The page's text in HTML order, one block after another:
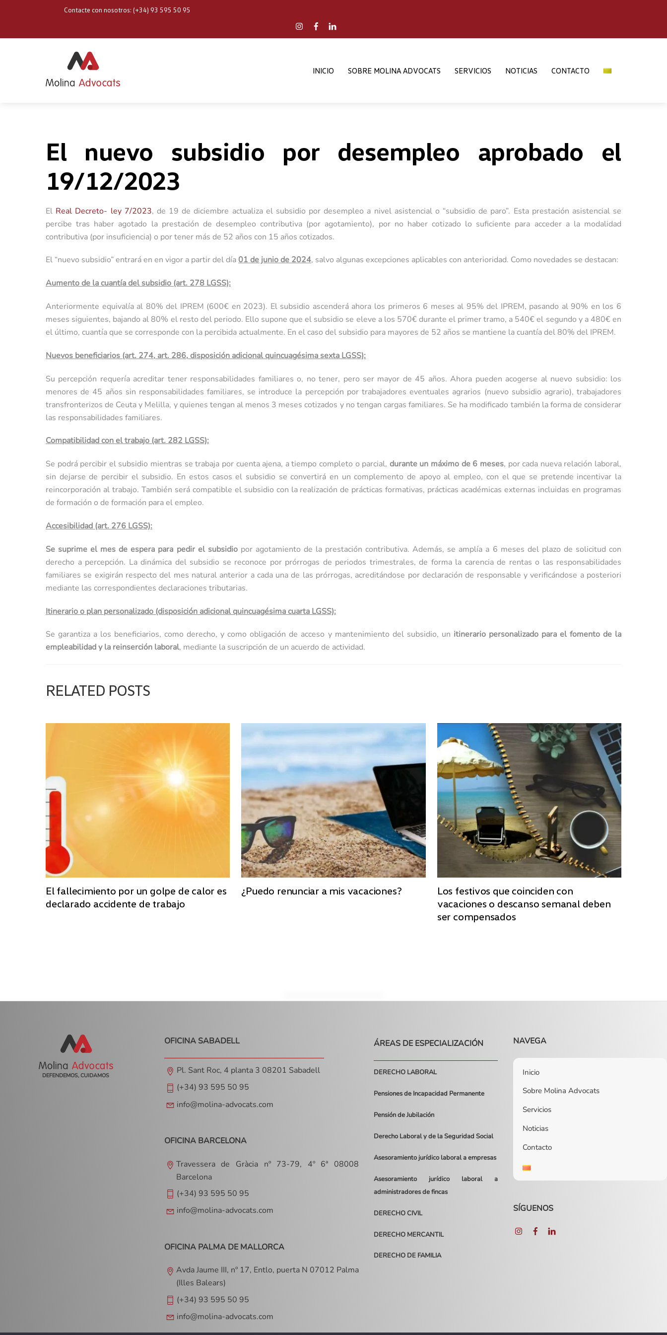
Contacte con nosotros: (+34) 93 595 50 95
InstagramFacebook
INICIO SOBRE MOLINA ADVOCATS SERVICIOS NOTICIAS CONTACTO
El nuevo subsidio por desempleo aprobado el
19/12/2023
El Real Decreto- ley 7/2023, de 19 de diciembre actualiza el subsidio por desempleo a nivel asistencial o “subsidio de paro”. Esta prestación asistencial se
percibe tras haber agotado la prestación de desempleo contributiva (por agotamiento), por no haber cotizado lo suficiente para acceder a la modalidad
contributiva (por insuficiencia) o por tener más de 52 años con 15 años cotizados.
El “nuevo subsidio” entrará en en vigor a partir del día 01 de junio de 2024, salvo algunas excepciones aplicables con anterioridad. Como novedades se destacan:
Aumento de la cuantía del subsidio (art. 278 LGSS):
Anteriormente equivalía al 80% del IPREM (600€ en 2023). El subsidio ascenderá ahora los primeros 6 meses al 95% del IPREM, pasando al 90% en los 6
meses siguientes, bajando al 80% el resto del periodo. Ello supone que el subsidio se eleve a los 570€ durante el primer tramo, a 540€ el segundo y a 480€ en
el último, cuantía que se corresponde con la percibida actualmente. En el caso del subsidio para mayores de 52 años se mantiene la cuantía del 80% del IPREM.
Nuevos beneficiarios (art. 274, art. 286, disposición adicional quincuagésima sexta LGSS):
Su percepción requería acreditar tener responsabilidades familiares o, no tener, pero ser mayor de 45 años. Ahora pueden acogerse al nuevo subsidio: los
menores de 45 años sin responsabilidades familiares, se introduce la percepción por trabajadores eventuales agrarios (nuevo subsidio agrario), trabajadores
transfronterizos de Ceuta y Melilla, y quienes tengan al menos 3 meses cotizados y no tengan cargas familiares. Se ha modificado también la forma de considerar
las responsabilidades familiares.
Compatibilidad con el trabajo (art. 282 LGSS):
Se podrá percibir el subsidio mientras se trabaja por cuenta ajena, a tiempo completo o parcial, durante un máximo de 6 meses, por cada nueva relación laboral,
sin dejarse de percibir el subsidio. En estos casos el subsidio se convertirá en un complemento de apoyo al empleo, con el que se pretende incentivar la
reincorporación al trabajo. También será compatible el subsidio con la realización de prácticas formativas, prácticas académicas externas incluidas en programas
de formación o de formación para el empleo.
Accesibilidad (art. 276 LGSS):
Se suprime el mes de espera para pedir el subsidiopor agotamiento de la prestación contributiva. Además, se amplía a 6 meses del plazo de solicitud con
derecho a percepción. La dinámica del subsidio se reconoce por prórrogas de periodos trimestrales, de forma la carencia de rentas o las responsabilidades
familiares se exigirán respecto del mes natural anterior a cada una de las prórrogas, acreditándose por declaración de responsable y verificándose a posteriori
mediante las correspondientes declaraciones tributarias.
Itinerario o plan personalizado (disposición adicional quincuagésima cuarta LGSS):
Se garantiza a los beneficiarios, como derecho, y como obligación de acceso y mantenimiento del subsidio, un itinerario personalizado para el fomento de la
empleabilidad y la reinserción laboral, mediante la suscripción de un acuerdo de actividad.
RELATED POSTS
El fallecimiento por un golpe de calor es
declarado accidente de trabajo
¿Puedo renunciar a mis vacaciones?
Los festivos que coinciden con
vacaciones o descanso semanal deben
ser compensados
DEFENDEMOS, CUIDAMOS
OFICINA SABADELL
Pl. Sant Roc, 4 planta 3 08201 Sabadell
(+34) 93 595 50 95
info@molina-advocats.com
OFICINA BARCELONA
Travessera de Gràcia nº 73-79, 4º 6ª 08008
Barcelona
(+34) 93 595 50 95
info@molina-advocats.com
OFICINA PALMA DE MALLORCA
Avda Jaume III, nº 17, Entlo, puerta N 07012 Palma
(Illes Balears)
(+34) 93 595 50 95
info@molina-advocats.com
ÁREAS DE ESPECIALIZACIÓN
DERECHO LABORAL
Pensiones de Incapacidad Permanente
Pensión de Jubilación
Derecho Laboral y de la Seguridad Social
Asesoramiento jurídico laboral a empresas
Asesoramiento jurídico laboral a
administradores de fincas
DERECHO CIVIL
DERECHO MERCANTIL
DERECHO DE FAMILIA
NAVEGA
Inicio
Sobre Molina Advocats
Servicios
Noticias
Contacto
SÍGUENOS
InstagramFacebook